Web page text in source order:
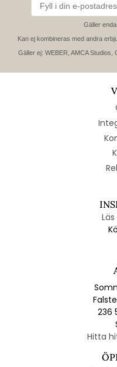
Gäller
Kan ej kombineras med andra
Gäller ej: WEBER, AMCA
236
Hitta